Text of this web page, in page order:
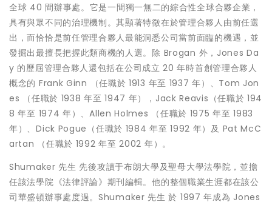
全球 40 間辦事處。它是一間獨一無二的綜合性全球合夥企業，
具有與眾不同的治理機制。其顯著特徵在於管理合夥人由前任選
出，而恰恰是前任管理合夥人最能洞悉公司當前面臨的機遇，並
發掘出最擅長把握此類商機的人選。除 Brogan 外， Jones Da
y 的歷屆管理合夥人還包括在公司成立 20年時首創管理合夥人
概念的 Frank Ginn （任職於 1913 年至 1937年）、 Tom Jon
es
（任職於 1938年至 1947 年）， Jack Reavis （任職於 194
8年至 1974年）、Allen Holmes （任職於 1975年至 1983
年）、Dick Pogue （任職於 1984年至 1992 年）及 Pat McC
artan
（任職於 1992年至 2002 年）。
Shumaker 先生 先後攻讀于布朗大學及聖母大學法學院，並擔
任該法學院《法律評論》期刊編輯。他的整個職業生涯都在該公
司華盛頓辦事處度過。 Shumaker 先生 於 1997年成為 Jones